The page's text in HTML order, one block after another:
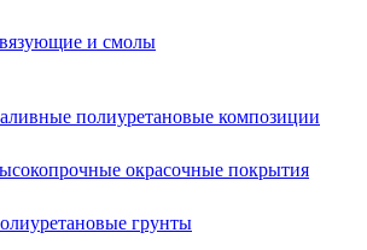
и смолы
полиуретановые композиции
окрасочные покрытия
грунты